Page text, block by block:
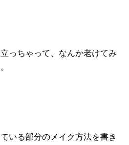
っちゃって、なんか老けてみ
いる部分のメイク方法を書き